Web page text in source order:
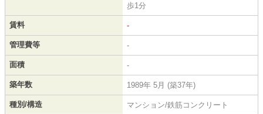
歩1分
賃料 -
管理費等 -
面積 -
築年数 1989年 5月 (築37年)
種別/構造 マンション/鉄筋コンクリート